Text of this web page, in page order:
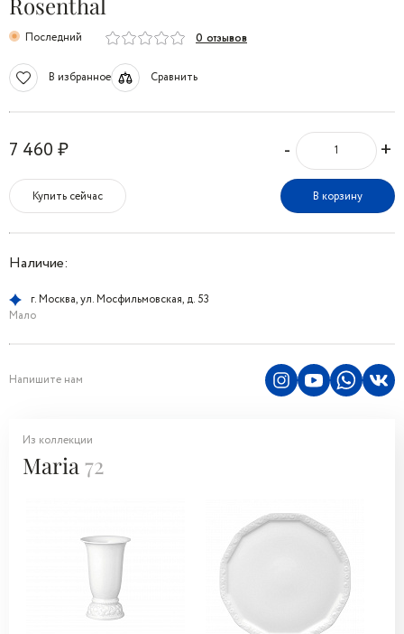
Последний 0 отзывов
В избранное Сравнить
7 460 ₽ - +
Купить сейчас В корзину
Наличие:
г. Москва, ул. Мосфильмовская, д. 53
Мало
Напишите нам
Из коллекции
Maria 72